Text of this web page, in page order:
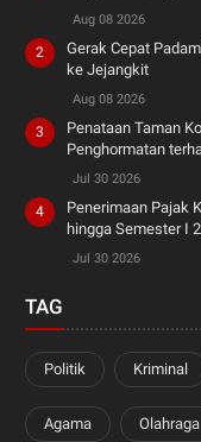
Aug 08 2026
Gerak Cepat
ke Jejangkit
Aug 08 2026
Penataan Taman
Penghormatan
Jul 30 2026
Penerimaan Pajak
hingga Semester I
Jul 30 2026
TAG
Politik Kriminal
Agama Olahraga